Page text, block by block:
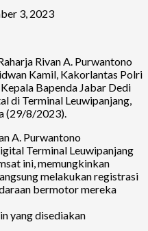
3, 2023
Rivan A. Purwantono
Kamil, Kakorlantas Polri
Bapenda Jabar Dedi
di Terminal Leuwipanjang,
(29/8/2023).
A. Purwantono
Terminal Leuwipanjang
ini, memungkinkan
melakukan registrasi
bermotor mereka
yang disediakan